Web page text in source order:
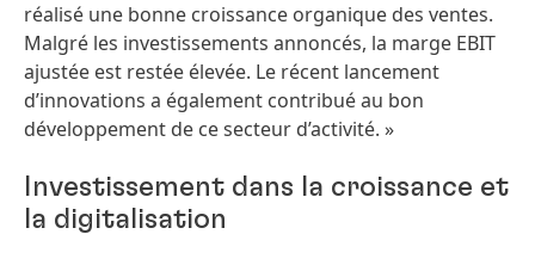
réalisé une bonne croissance organique des ventes.
Malgré les investissements annoncés, la marge EBIT
ajustée est restée élevée. Le récent lancement
d’innovations a également contribué au bon
développement de ce secteur d’activité. »
Investissement dans la croissance et
la digitalisation